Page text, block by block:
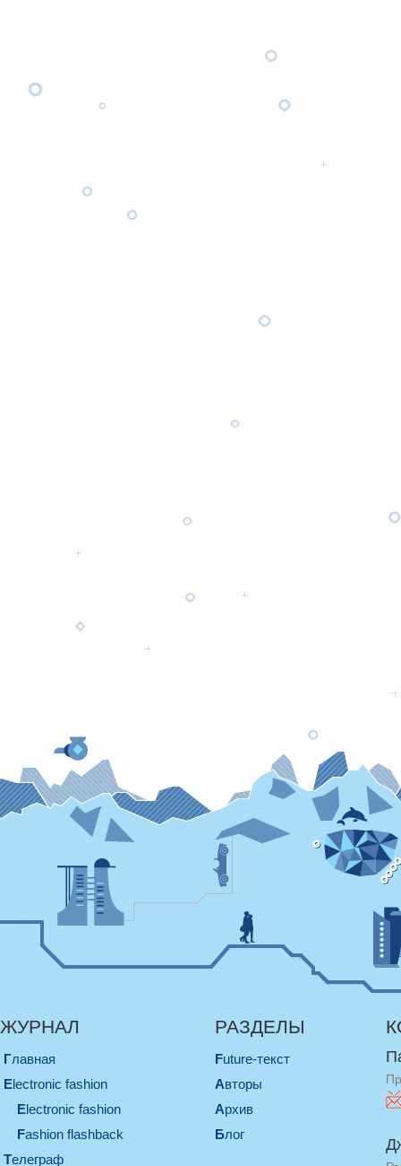
ЖУРНАЛ
Главная
electronic fashion
electronic fashion
Fashion flashback
телеграф
РАЗДЕЛЫ
Future-текст
Авторы
Архив
Блог